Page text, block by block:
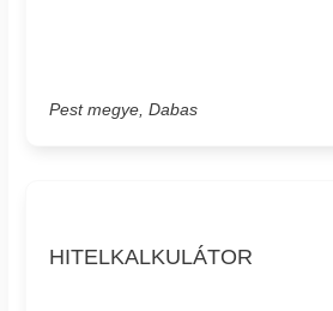
Pest megye, Dabas
HITELKALKULÁTOR